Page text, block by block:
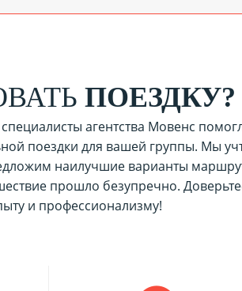
ПОЕЗДКУ?
агентства Мовенс
поездки для вашей группы. Мы
наилучшие варианты
прошло безупречно.
и профессионализму!